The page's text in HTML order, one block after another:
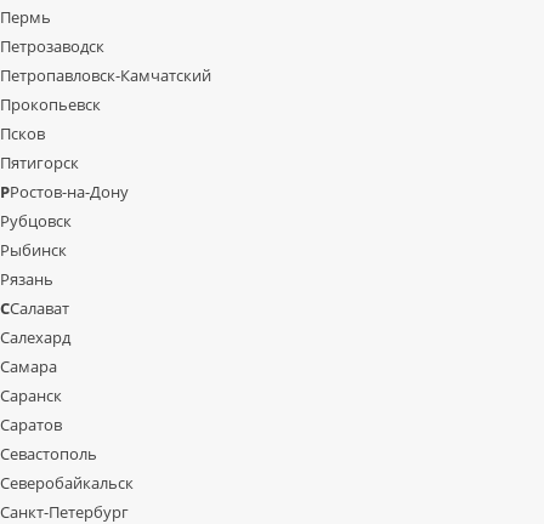
Пермь
Петрозаводск
Петропавловск-Камчатский
Прокопьевск
Псков
Пятигорск
РРостов-на-Дону
Рубцовск
Рыбинск
Рязань
ССалават
Салехард
Самара
Саранск
Саратов
Севастополь
Северобайкальск
Санкт-Петербург